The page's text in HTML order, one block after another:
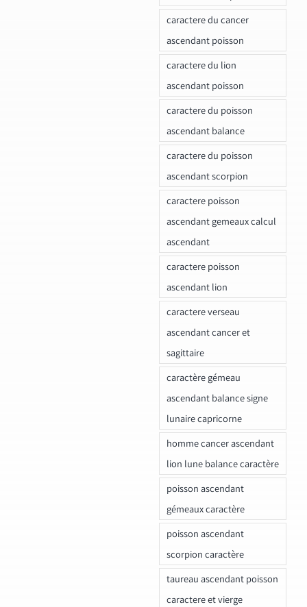
caractere du cancer
ascendant poisson
caractere du lion
ascendant poisson
caractere du poisson
ascendant balance
caractere du poisson
ascendant scorpion
caractere poisson
ascendant gemeaux calcul
ascendant
caractere poisson
ascendant lion
caractere verseau
ascendant cancer et
sagittaire
caractère gémeau
ascendant balance signe
lunaire capricorne
homme cancer ascendant
lion lune balance caractère
poisson ascendant
gémeaux caractère
poisson ascendant
scorpion caractère
taureau ascendant poisson
caractere et vierge